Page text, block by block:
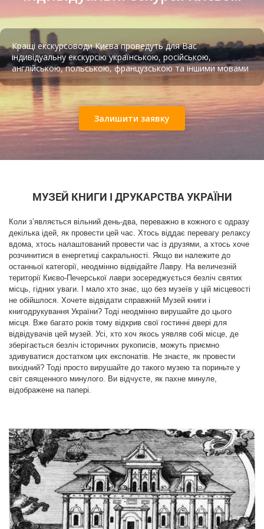
2015 рік
виданнями періоду національного пробудження
України 1917-1920 років; радянської українізації 1920-
1930-х років, епохи Розстріляного відродження; часів
"хрущовської відлиги" 1960-х, самвидавом 1970-х.
Ще один розділ експозиції присвячений основним
етапам виготовлення книги — від написання тексту
до його виходу в тираж. У Музеї регулярно
проводяться різноманітні майстер-класи, виставки,
конференції та інші культурні заходи.
Підземна в’язниця НКВС
Аудіо екскурсія Поштова площа
Софія Київська
Кращі екскурсоводи Києва проведуть для Вас
індивідуальну екскурсію українською, російською,
англійською, польською, французською та іншими мовами
Залишити заявку
МУЗЕЙ КНИГИ І ДРУКАРСТВА УКРАЇНИ
Коли з’являється вільний день-два, переважно в кожного є одразу
декілька ідей, як провести цей час. Хтось віддає перевагу релаксу
вдома, хтось налаштований провести час із друзями, а хтось хоче
розчинитися в енергетиці сакральності. Якщо ви належите до
останньої категорії, неодмінно відвідайте Лавру. На величезній
території Києво-Печерської лаври зосереджується безліч святих
місць, гідних уваги. І мало хто знає, що без музеїв у цій місцевості
не обійшлося. Хочете відвідати справжній Музей книги і
книгодрукування України? Тоді неодмінно вирушайте до цього
місця. Вже багато років тому відкрив свої гостинні двері для
відвідувачів цей музей. Усі, хто хоч якось уявляв собі місце, де
зберігається безліч історичних рукописів, можуть приємно
здивуватися достатком цих експонатів. Не знаєте, як провести
вихідний? Тоді просто вирушайте до такого музею та пориньте у
світ священного минулого. Ви відчуєте, як пахне минуле,
відображене на папері.
місце, де можна отримати просвітлення
Велику кількість експонатів, а саме більше 60 тисяч, зібрано в
одному місці. Саме вони, у сукупності, відображають історію
книжкової справи. Уявіть, що все це прийшло в сучасність з давніх
часів Київської Русі. Кожний, хто приходить до музею, має
можливість не лише відчути аромат історії, а й побачити
старовинну друкувальну техніку, незвичайний формат минулого